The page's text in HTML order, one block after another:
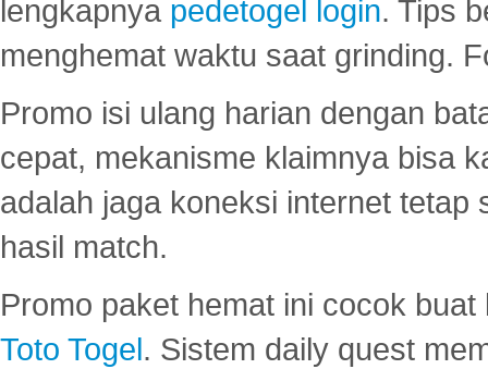
lengkapnya pedetogel login. Tips
menghemat waktu saat grinding.
Promo isi ulang harian dengan
cepat, mekanisme klaimnya bisa
adalah jaga koneksi internet tetap
hasil match.
Promo paket hemat ini cocok
Toto Togel. Sistem daily quest